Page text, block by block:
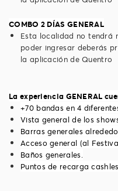
COMBO 2 DÍAS GENERAL
Esta localidad no tendrá
poder ingresar deberás
la aplicación de Quentro
La experiencia GENERAL
+70 bandas en 4
Vista general de los
Barras generales
Acceso general (al
Baños generales.
Puntos de recarga